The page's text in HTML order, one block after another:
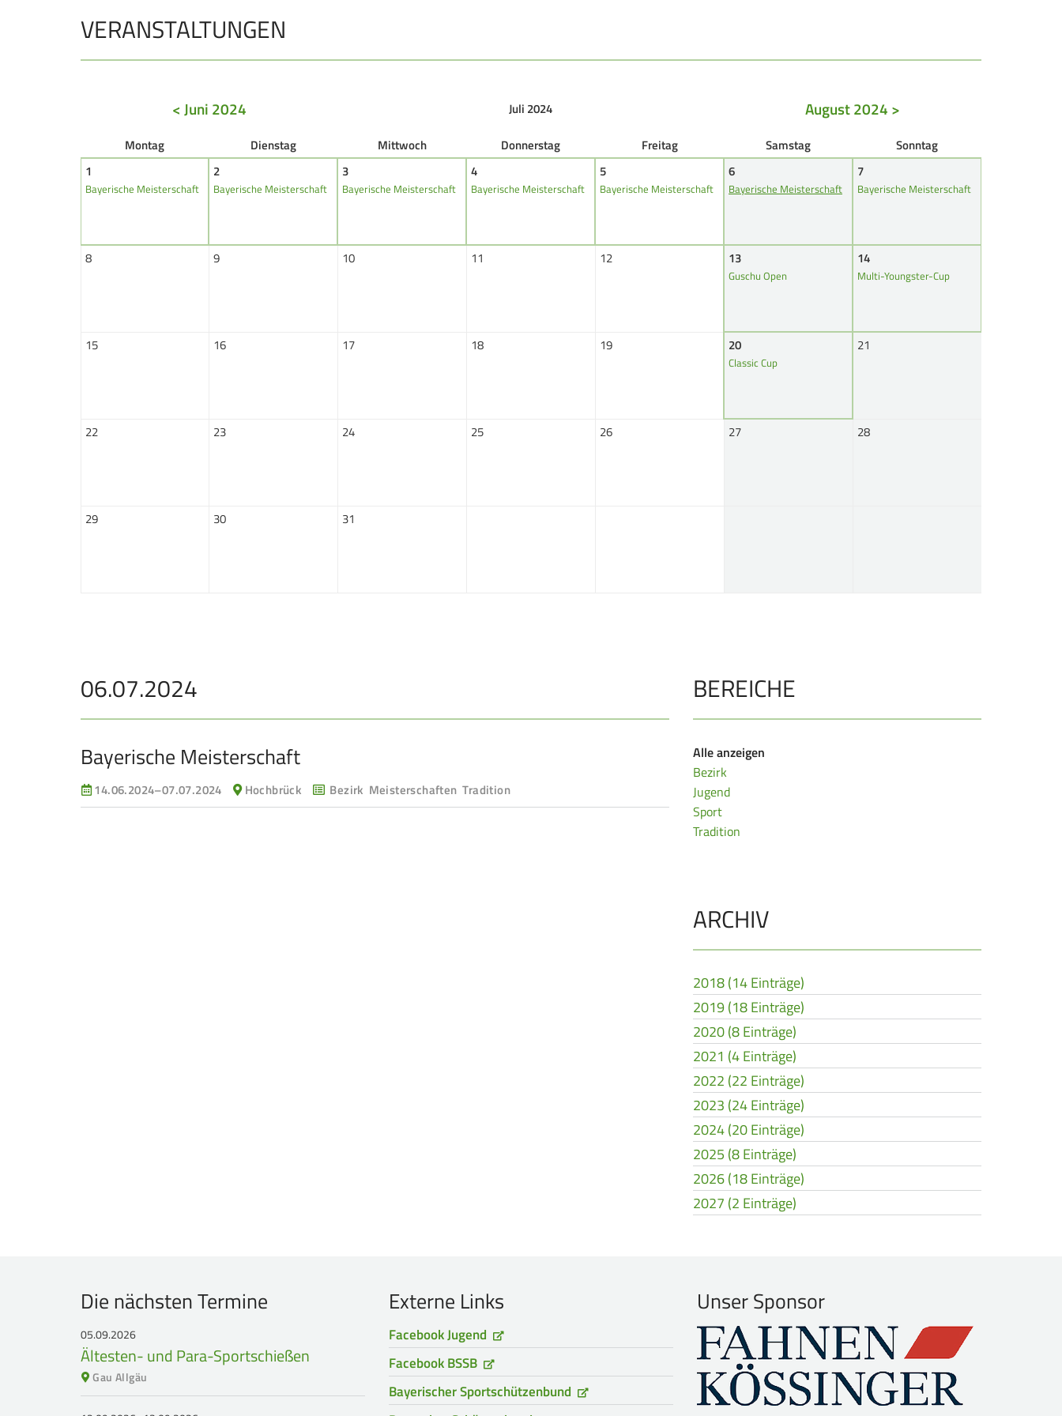
VERANSTALTUNGEN
< Juni 2024 Juli 2024 August 2024 >
Montag Dienstag Mittwoch Donnerstag Freitag Samstag Sonntag
1
Bayerische Meisterschaft
2
Bayerische Meisterschaft
3
Bayerische Meisterschaft
4
Bayerische Meisterschaft
5
Bayerische Meisterschaft
6
Bayerische Meisterschaft
7
Bayerische Meisterschaft
8 9 10 11 12 13
Guschu Open
14
Multi-Youngster-Cup
15 16 17 18 19 20
Classic Cup
21
22 23 24 25 26 27 28
29 30 31
06.07.2024
Bayerische Meisterschaft
14.06.2024–07.07.2024 Hochbrück Bezirk Meisterschaften Tradition
BEREICHE
Alle anzeigen
Bezirk
Jugend
Sport
Tradition
ARCHIV
2018 (14 Einträge)
2019 (18 Einträge)
2020 (8 Einträge)
2021 (4 Einträge)
2022 (22 Einträge)
2023 (24 Einträge)
2024 (20 Einträge)
2025 (8 Einträge)
2026 (18 Einträge)
2027 (2 Einträge)
Die nächsten Termine
05.09.2026
Ältesten- und Para-Sportschießen
Gau Allgäu
Externe Links
Facebook Jugend
Facebook BSSB
Bayerischer Sportschützenbund
Unser Sponsor
JUGEND
Lichtgewehre
Navigation
Impressum Formulare